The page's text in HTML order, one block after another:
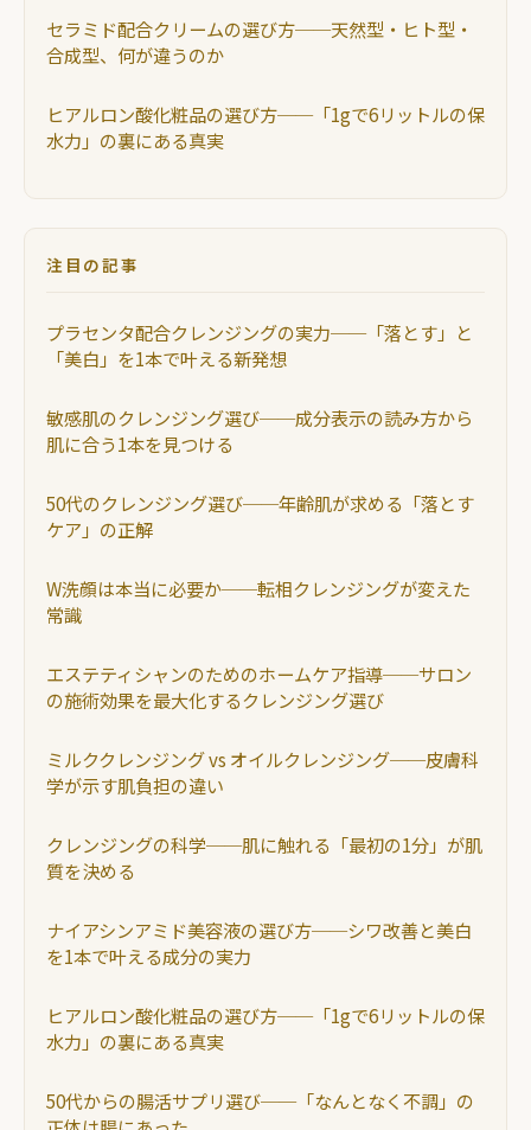
セラミド配合クリームの選び方──天然型・ヒト型・
合成型、何が違うのか
ヒアルロン酸化粧品の選び方──「1gで6リットルの保
水力」の裏にある真実
注目の記事
プラセンタ配合クレンジングの実力──「落とす」と
「美白」を1本で叶える新発想
敏感肌のクレンジング選び──成分表示の読み方から
肌に合う1本を見つける
50代のクレンジング選び──年齢肌が求める「落とす
ケア」の正解
W洗顔は本当に必要か──転相クレンジングが変えた
常識
エステティシャンのためのホームケア指導──サロン
の施術効果を最大化するクレンジング選び
ミルククレンジング vs オイルクレンジング──皮膚科
学が示す肌負担の違い
クレンジングの科学──肌に触れる「最初の1分」が肌
質を決める
ナイアシンアミド美容液の選び方──シワ改善と美白
を1本で叶える成分の実力
ヒアルロン酸化粧品の選び方──「1gで6リットルの保
水力」の裏にある真実
50代からの腸活サプリ選び──「なんとなく不調」の